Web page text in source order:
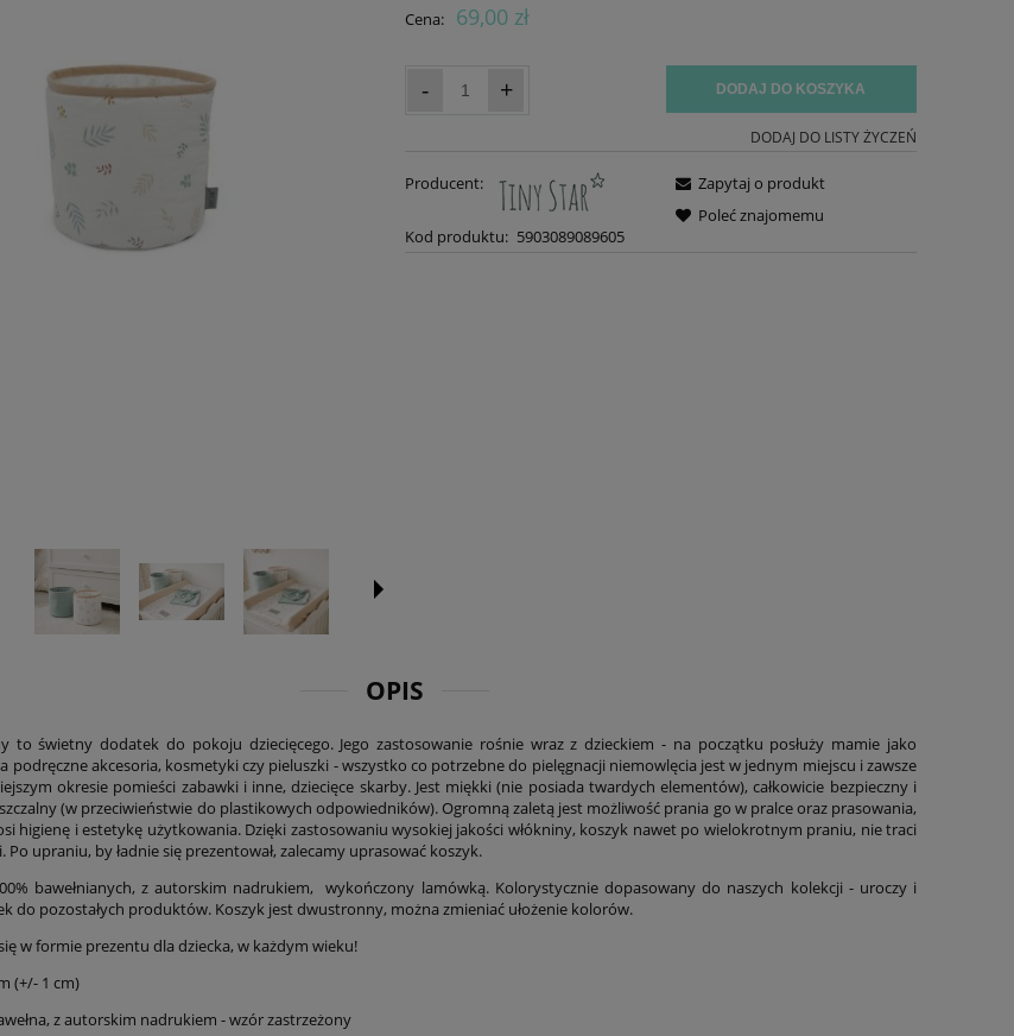
Cena: 69,00 zł
- + DODAJ DO KOSZYKA
DODAJ DO LISTY ŻYCZEŃ
Producent:
Kod produktu: 5903089089605
Zapytaj o produkt
Poleć znajomemu
OPIS
to świetny dodatek do pokoju dziecięcego. Jego zastosowanie rośnie wraz z dzieckiem - na początku posłuży mamie jako
podręczne akcesoria, kosmetyki czy pieluszki - wszystko co potrzebne do pielęgnacji niemowlęcia jest w jednym miejscu i zawsze
okresie pomieści zabawki i inne, dziecięce skarby. Jest miękki (nie posiada twardych elementów), całkowicie bezpieczny i
(w przeciwieństwie do plastikowych odpowiedników). Ogromną zaletą jest możliwość prania go w pralce oraz prasowania,
higienę i estetykę użytkowania. Dzięki zastosowaniu wysokiej jakości włókniny, koszyk nawet po wielokrotnym praniu, nie traci
upraniu, by ładnie się prezentował, zalecamy uprasować koszyk.
bawełnianych, z autorskim nadrukiem, wykończony lamówką. Kolorystycznie dopasowany do naszych kolekcji - uroczy i
do pozostałych produktów. Koszyk jest dwustronny, można zmieniać ułożenie kolorów.
w formie prezentu dla dziecka, w każdym wieku!
(+/- 1 cm)
z autorskim nadrukiem - wzór zastrzeżony